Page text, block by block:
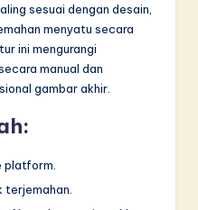
sesuai dengan desain,
menyatu secara
ini mengurangi
manual dan
gambar akhir.
platform.
terjemahan.